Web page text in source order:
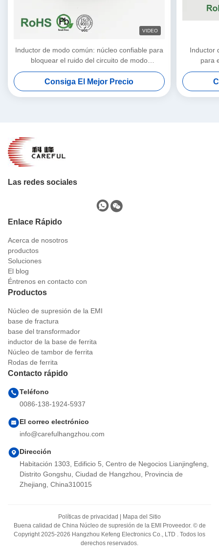
VIDEO
Inductor de modo común: núcleo confiable para
bloquear el ruido del circuito de modo
común15.5*17
Consiga El Mejor Precio
Inductor
para
Las redes sociales
Enlace Rápido
Acerca de nosotros
productos
Soluciones
El blog
Éntrenos en contacto con
Productos
Núcleo de supresión de la EMI
base de fractura
base del transformador
inductor de la base de ferrita
Núcleo de tambor de ferrita
Rodas de ferrita
Contacto rápido
Teléfono
0086-138-1924-5937
El correo electrónico
info@carefulhangzhou.com
Dirección
Habitación 1303, Edificio 5, Centro de Negocios Lianjingfeng,
Distrito Gongshu, Ciudad de Hangzhou, Provincia de
Zhejiang, China310015
Políticas de privacidad
Mapa del Sitio
Buena calidad de China Núcleo de supresión de la EMI Proveedor. © de
Copyright 2025-2026 Hangzhou Kefeng Electronics Co., LTD . Todos los
derechos reservados.